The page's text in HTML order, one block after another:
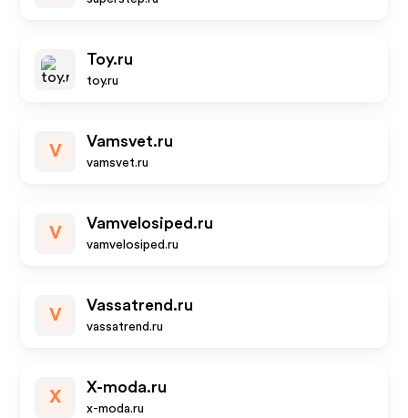
Toy.ru
toy.ru
V
Vamsvet.ru
vamsvet.ru
V
Vamvelosiped.ru
vamvelosiped.ru
V
Vassatrend.ru
vassatrend.ru
X
X-moda.ru
x-moda.ru